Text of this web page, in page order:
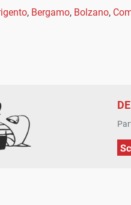
, Bergamo, Bolzano,